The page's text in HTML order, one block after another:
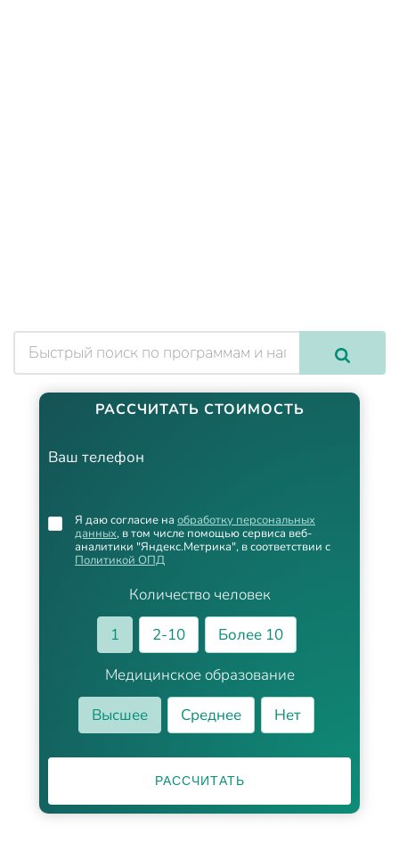
РАССЧИТАТЬ СТОИМОСТЬ
Ваш телефон
Количество человек
1
2-10
Более 10
Медицинское образование
Высшее
Среднее Нет
Я даю согласие на обработку персональных
данных, в том числе помощью сервиса веб-
аналитики "Яндекс.Метрика", в соответствии с
Политикой ОПД
РАССЧИТАТЬ